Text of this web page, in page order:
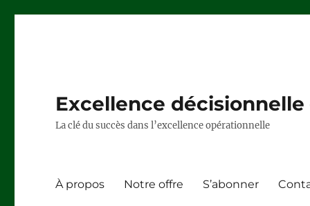
Excellence
La clé du succès dans l’excellence opérationnelle
À propos Notre offre S’abonner